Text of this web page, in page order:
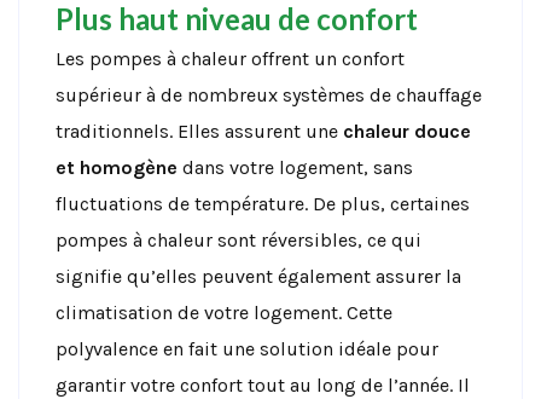
Plus haut niveau de confort
Les pompes à chaleur offrent un confort
supérieur à de nombreux systèmes de chauffage
traditionnels. Elles assurent une chaleur douce
et homogène dans votre logement, sans
fluctuations de température. De plus, certaines
pompes à chaleur sont réversibles, ce qui
signifie qu’elles peuvent également assurer la
climatisation de votre logement. Cette
polyvalence en fait une solution idéale pour
garantir votre confort tout au long de l’année. Il